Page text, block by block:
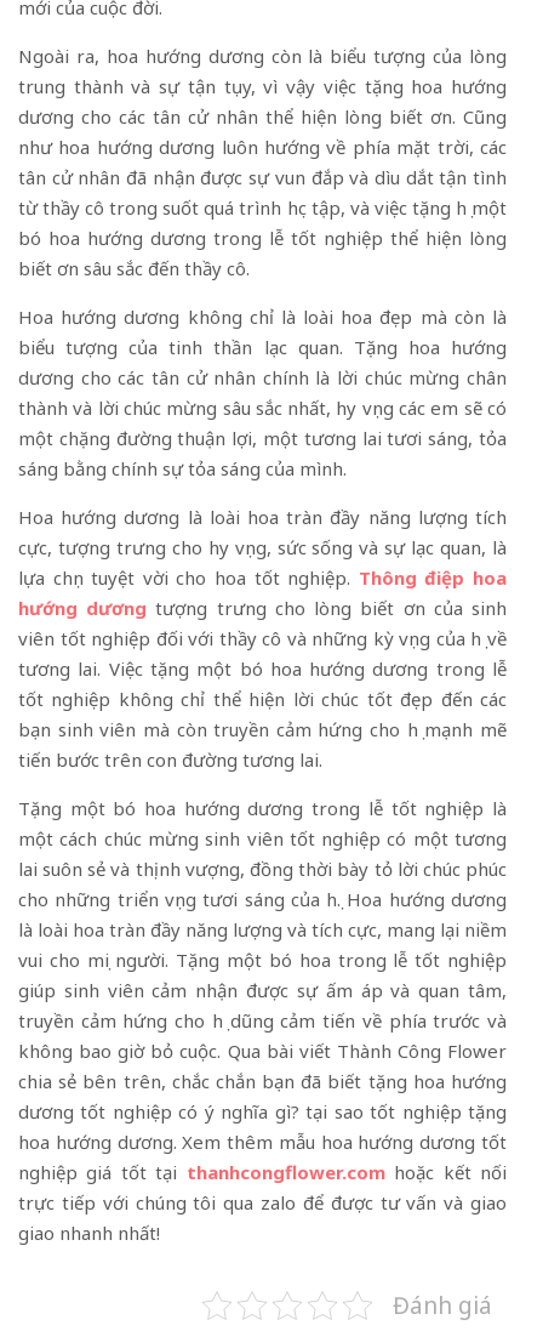
mới của cuộc đời.
Ngoài ra, hoa hướng dương còn là biểu tượng của lòng
trung thành và sự tận tụy, vì vậy việc tặng hoa hướng
dương cho các tân cử nhân thể hiện lòng biết ơn. Cũng
như hoa hướng dương luôn hướng về phía mặt trời, các
tân cử nhân đã nhận được sự vun đắp và dìu dắt tận tình
từ thầy cô trong suốt quá trình học tập, và việc tặng họ một
bó hoa hướng dương trong lễ tốt nghiệp thể hiện lòng
biết ơn sâu sắc đến thầy cô.
Hoa hướng dương không chỉ là loài hoa đẹp mà còn là
biểu tượng của tinh thần lạc quan. Tặng hoa hướng
dương cho các tân cử nhân chính là lời chúc mừng chân
thành và lời chúc mừng sâu sắc nhất, hy vọng các em sẽ có
một chặng đường thuận lợi, một tương lai tươi sáng, tỏa
sáng bằng chính sự tỏa sáng của mình.
Hoa hướng dương là loài hoa tràn đầy năng lượng tích
cực, tượng trưng cho hy vọng, sức sống và sự lạc quan, là
lựa chọn tuyệt vời cho hoa tốt nghiệp. Thông điệp hoa
hướng dương tượng trưng cho lòng biết ơn của sinh
viên tốt nghiệp đối với thầy cô và những kỳ vọng của họ về
tương lai. Việc tặng một bó hoa hướng dương trong lễ
tốt nghiệp không chỉ thể hiện lời chúc tốt đẹp đến các
bạn sinh viên mà còn truyền cảm hứng cho họ mạnh mẽ
tiến bước trên con đường tương lai.
Tặng một bó hoa hướng dương trong lễ tốt nghiệp là
một cách chúc mừng sinh viên tốt nghiệp có một tương
lai suôn sẻ và thịnh vượng, đồng thời bày tỏ lời chúc phúc
cho những triển vọng tươi sáng của họ. Hoa hướng dương
là loài hoa tràn đầy năng lượng và tích cực, mang lại niềm
vui cho mọi người. Tặng một bó hoa trong lễ tốt nghiệp
giúp sinh viên cảm nhận được sự ấm áp và quan tâm,
truyền cảm hứng cho họ dũng cảm tiến về phía trước và
không bao giờ bỏ cuộc. Qua bài viết Thành Công Flower
chia sẻ bên trên, chắc chắn bạn đã biết tặng hoa hướng
dương tốt nghiệp có ý nghĩa gì? tại sao tốt nghiệp tặng
hoa hướng dương. Xem thêm mẫu hoa hướng dương tốt
nghiệp giá tốt tại thanhcongflower.com hoặc kết nối
trực tiếp với chúng tôi qua zalo để được tư vấn và giao
giao nhanh nhất!
Đánh giá